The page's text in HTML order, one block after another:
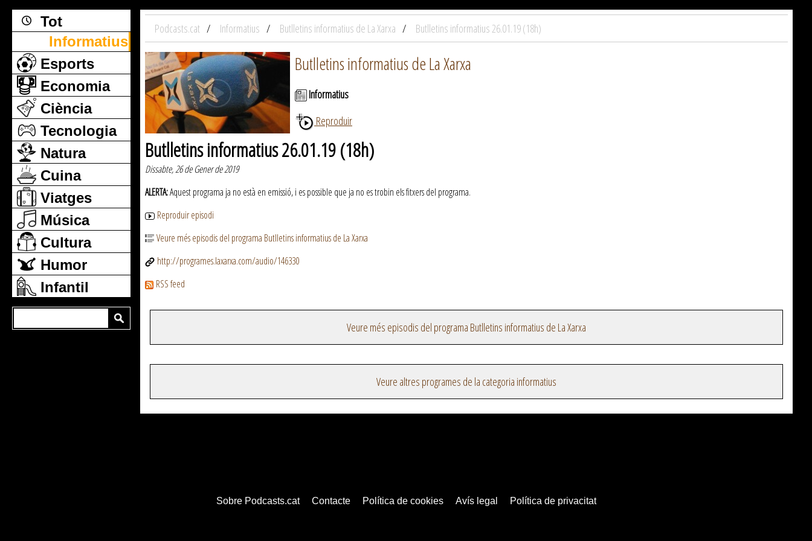
Tot
Informatius
Esports
Economia
Ciència
Tecnologia
Natura
Cuina
Viatges
Música
Cultura
Humor
Infantil
Podcasts.cat Informatius Butlletins informatius de La Xarxa Butlletins informatius 26.01.19 (18h)
Butlletins informatius de La Xarxa
Informatius
Reproduir
Butlletins informatius 26.01.19 (18h)
Dissabte, 26 de Gener de 2019
ALERTA:Aquest programa ja no està en emissió, i es possible que ja no es trobin els fitxers del programa.
Reproduir episodi
Veure més episodis del programa Butlletins informatius de La Xarxa
http://programes.laxarxa.com/audio/146330
RSS feed
Veure més episodis del programa Butlletins informatius de La Xarxa
Veure altres programes de la categoria informatius
Sobre Podcasts.cat Contacte Política de cookies Avís legal Política de privacitat